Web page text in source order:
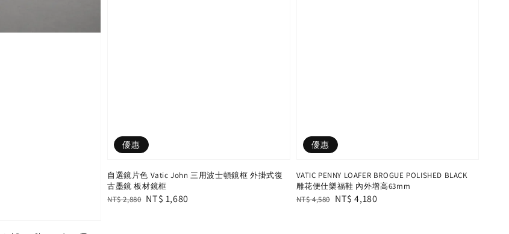
優惠
自選鏡片色 Vatic John 三用波士頓鏡框 外掛式復
古墨鏡 板材鏡框
Regular
NT$ 2,880 Sale
NT$ 1,680
優惠
VATIC PENNY LOAFER BROGUE POLISHED BLACK
雕花便仕樂福鞋 內外增高63mm
Regular
NT$ 4,580 Sale
NT$ 4,180